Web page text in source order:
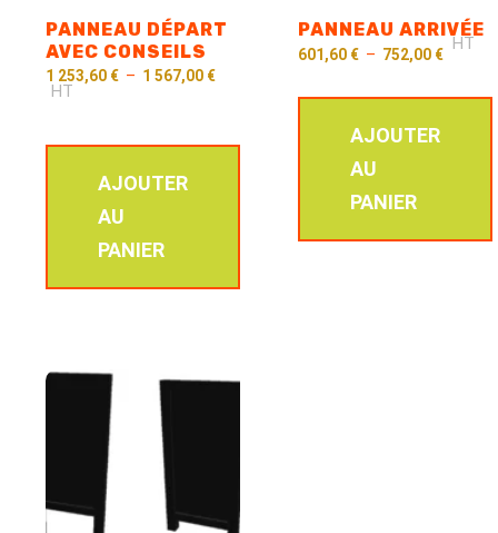
PANNEAU DÉPART
AVEC CONSEILS
1 253,60 € – 1 567,00 €
HT
AJOUTER
AU
PANIER
PANNEAU ARRIVÉE
601,60 € – 752,00 €
HT
AJOUTER
AU
PANIER